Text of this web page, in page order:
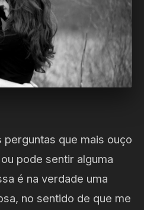
que mais ouço
pode sentir alguma
é na verdade uma
no sentido de que me